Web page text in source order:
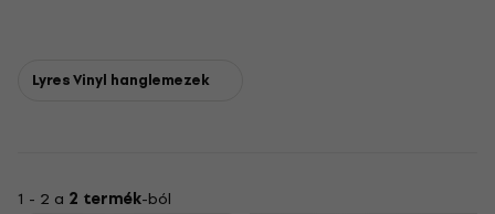
Lyres Vinyl hanglemezek
1 - 2 a 2 termék-ból